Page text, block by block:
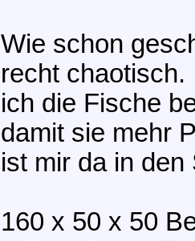
Wie schon
recht
ich die Fische
damit sie mehr
ist mir da in
160 x 50 x 50